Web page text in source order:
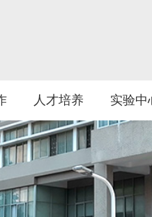
人才培养 实验中